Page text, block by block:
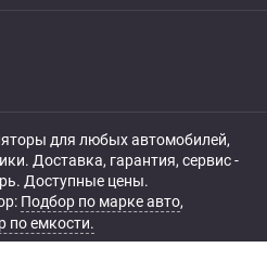
для любых автомобилей,
Доставка, гарантия, сервис -
Доступные цены.
Подбор по марке авто,
по емкости.
защищены.